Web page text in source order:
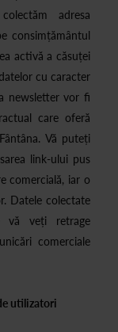
adresa
consimțământul
activă a căsuței
cu caracter
newsletter vor fi
care oferă
Vă puteți
link-ului pus
comercială, iar o
Datele colectate
veți retrage
comerciale
utilizatori